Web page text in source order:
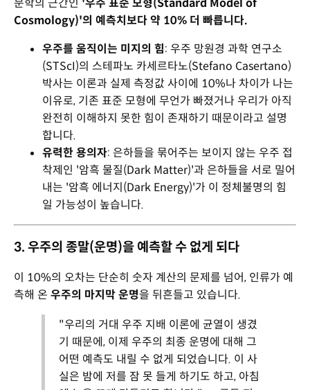
Cosmology)'의 예측치보다 약 10% 더 빠릅니다.
우주를 움직이는 미지의 힘: 우주 망원경 과학 연구소
(STScI)의 스테파노 카세르타노(Stefano Casertano)
박사는 이론과 실제 측정값 사이에 10%나 차이가 나는
이유로, 기존 표준 모형에 무언가 빠졌거나 우리가 아직
완전히 이해하지 못한 힘이 존재하기 때문이라고 설명
합니다.
유력한 용의자: 은하들을 묶어주는 보이지 않는 우주 접
착제인 '암흑 물질(Dark Matter)'과 은하들을 서로 밀어
내는 '암흑 에너지(Dark Energy)'가 이 정체불명의 힘
일 가능성이 높습니다.
3. 우주의 종말(운명)을 예측할 수 없게 되다
이 10%의 오차는 단순히 숫자 계산의 문제를 넘어, 인류가 예
측해 온 우주의 마지막 운명을 뒤흔들고 있습니다.
"우리의 거대 우주 지배 이론에 균열이 생겼
기 때문에, 이제 우주의 최종 운명에 대해 그
어떤 예측도 내릴 수 없게 되었습니다. 이 사
실은 밤에 저를 잠 못 들게 하기도 하고, 아침